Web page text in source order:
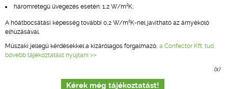
háromrétegű üvegezés esetén: 1,2 W/m2 K;
A hőátbocsátási képesség további 0,2 W/m2 K-nel javítható az árnyékoló
elhúzásával.
Műszaki jellegű kérdésekkel a kizárólagos forgalmazó, a Confector Kft. tud
bővebb tájékoztatást nyújtani >>
(x)
Kérek még tájékoztatást!